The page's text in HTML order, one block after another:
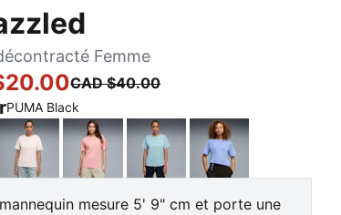
Femme
CAD $40.00
PUMA Black
BlackJasmine FlowerRosy OutlookSeafoam Intense Lavender
mesure 5' 9" cm et porte une